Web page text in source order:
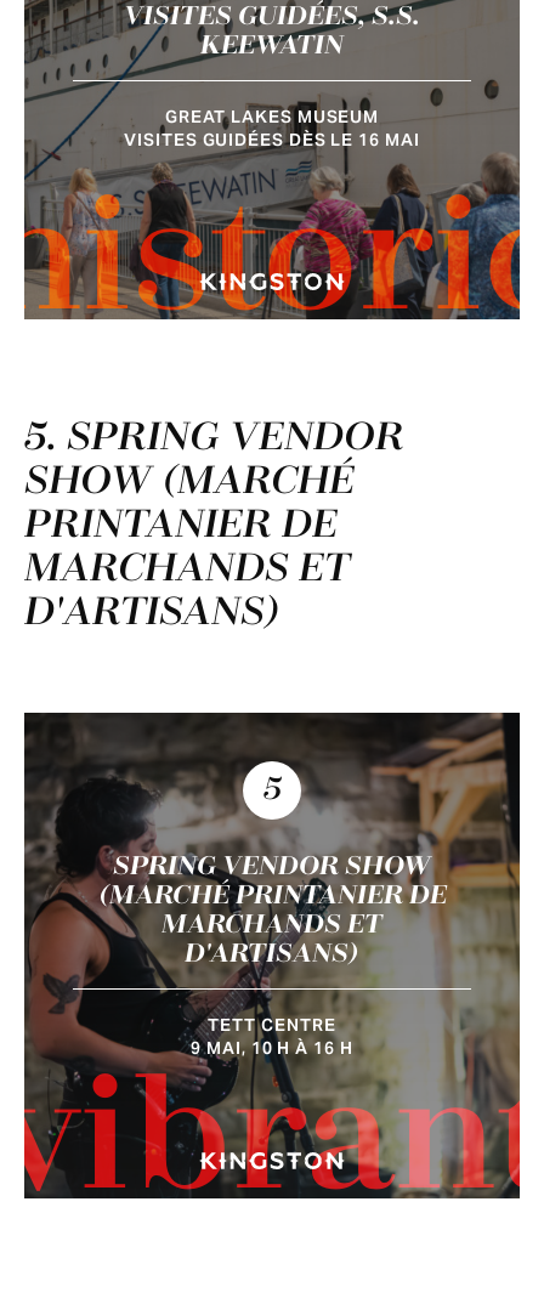
VISITES GUIDÉES, S.S.
KEEWATIN
GREAT LAKES MUSEUM
VISITES GUIDÉES DÈS LE 16 MAI
5. SPRING VENDOR
SHOW (MARCHÉ
PRINTANIER DE
MARCHANDS ET
D'ARTISANS)
5
SPRING VENDOR SHOW
(MARCHÉ PRINTANIER DE
MARCHANDS ET
D'ARTISANS)
TETT CENTRE
9 MAI, 10 H À 16 H